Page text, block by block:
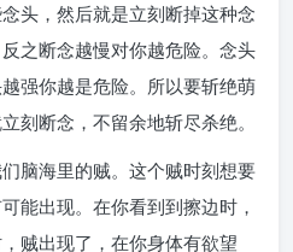
头，然后就是立刻断掉这种念
之断念越慢对你越危险。念头
强你越是危险。所以要斩绝萌
刻断念，不留余地斩尽杀绝。
脑海里的贼。这个贼时刻想要
能出现。在你看到到擦边时，
贼出现了，在你身体有欲望